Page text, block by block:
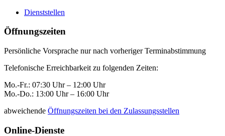
Dienststellen
Öffnungszeiten
Persönliche Vorsprache nur nach vorheriger Terminabstimmung
Telefonische Erreichbarkeit zu folgenden Zeiten:
Mo.-Fr.: 07:30 Uhr – 12:00 Uhr
Mo.-Do.: 13:00 Uhr – 16:00 Uhr
abweichende Öffnungszeiten bei den Zulassungsstellen
Online-Dienste